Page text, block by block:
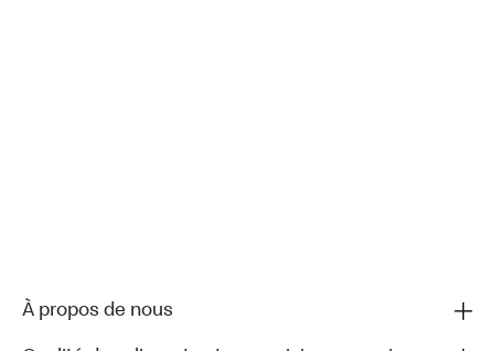
À propos de nous